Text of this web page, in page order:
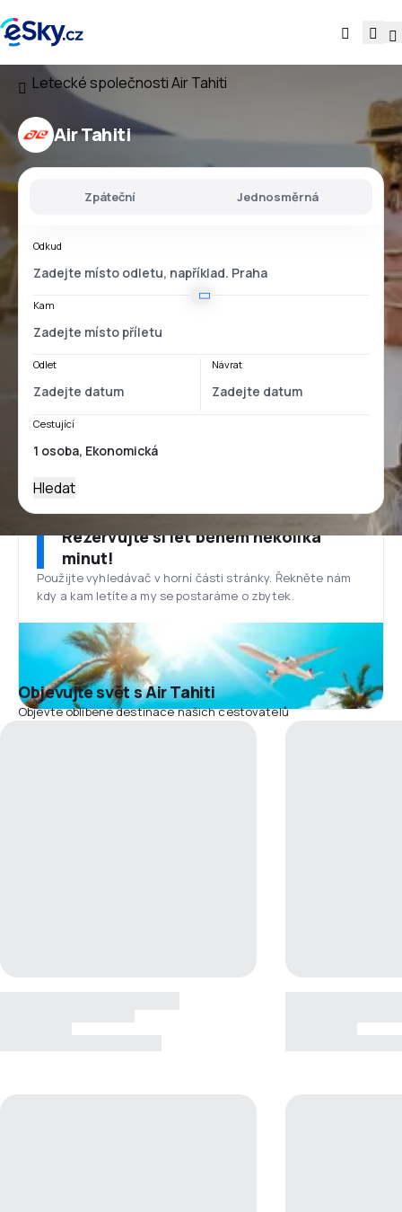
Letecké společnostiAir Tahiti
Air Tahiti
Zpáteční Jednosměrná
Odkud
Kam
Odlet Návrat
Cestující
Hledat
Rezervujte si let během několika
minut!
Použijte vyhledávač v horní části stránky. Řekněte nám
kdy a kam letíte a my se postaráme o zbytek.
Objevujte svět s Air Tahiti
Objevte oblíbené destinace našich cestovatelů